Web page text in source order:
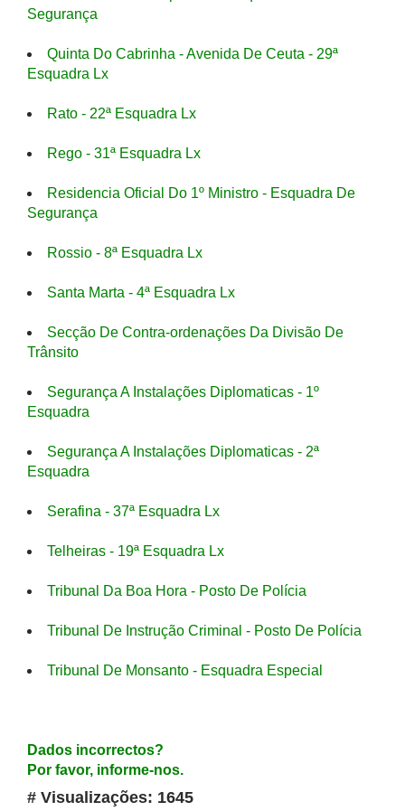
Segurança
Quinta Do Cabrinha - Avenida De Ceuta - 29ª
Esquadra Lx
Rato - 22ª Esquadra Lx
Rego - 31ª Esquadra Lx
Residencia Oficial Do 1º Ministro - Esquadra De
Segurança
Rossio - 8ª Esquadra Lx
Santa Marta - 4ª Esquadra Lx
Secção De Contra-ordenações Da Divisão De
Trânsito
Segurança A Instalações Diplomaticas - 1º
Esquadra
Segurança A Instalações Diplomaticas - 2ª
Esquadra
Serafina - 37ª Esquadra Lx
Telheiras - 19ª Esquadra Lx
Tribunal Da Boa Hora - Posto De Polícia
Tribunal De Instrução Criminal - Posto De Polícia
Tribunal De Monsanto - Esquadra Especial
Dados incorrectos?
Por favor, informe-nos.
# Visualizações: 1645